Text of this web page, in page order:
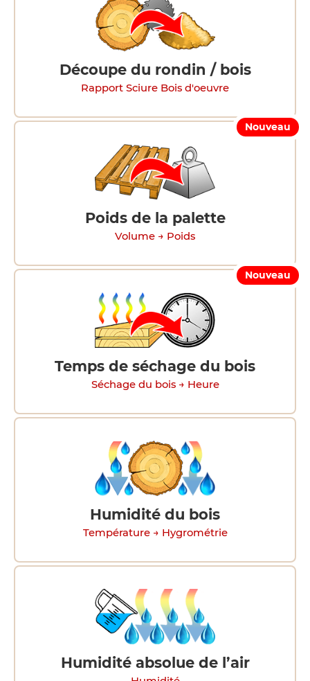
Découpe du rondin / bois
Rapport Sciure Bois d'oeuvre
Nouveau
Poids de la palette
Volume → Poids
Nouveau
Temps de séchage du bois
Séchage du bois → Heure
Humidité du bois
Température → Hygrométrie
Humidité absolue de l’air